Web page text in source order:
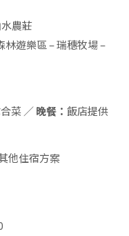
農莊
林遊樂區 – 瑞穗牧場 –
菜 ／晚餐： 飯店提供
他住宿方案